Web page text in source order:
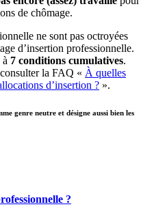
de chômage.
ne sont pas octroyées
d’insertion professionnelle.
7 conditions cumulatives.
la FAQ « À quelles
d’insertion ? ».
genre neutre et désigne aussi bien les
?